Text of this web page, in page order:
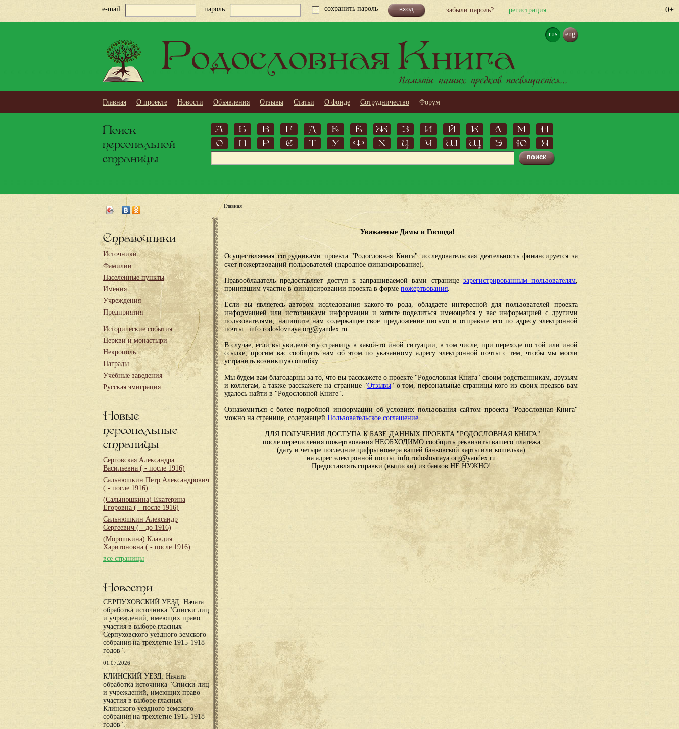
0+
e-mail пароль сохранить пароль забыли пароль? регистрация
rus eng
Родословная Книга
Памяти наших предков посвящается...
Главная О проекте Новости Объявления Отзывы Статьи О фонде Сотрудничество Форум
Поиск
персональной
страницы
А Б В Г Д Е Ё Ж З И Й К Л М
Н
О
П Р С Т У Ф Х Ц Ч Ш Щ Э Ю Я
Справочники
Источники
Фамилии
Населенные пункты
Имения
Учреждения
Предприятия
Исторические события
Церкви и монастыри
Некрополь
Награды
Учебные заведения
Русская эмиграция
Новые
персональные
страницы
Серговская Александра
Васильевна ( - после 1916)
Сальнюшкин Петр Александрович
( - после 1916)
(Сальнюшкина) Екатерина
Егоровна ( - после 1916)
Сальнюшкин Александр
Сергеевич ( - до 1916)
(Морошкина) Клавдия
Харитоновна ( - после 1916)
все страницы
Новости
СЕРПУХОВСКИЙ УЕЗД: Начата
обработка источника "Списки лиц
и учреждений, имеющих право
участия в выборе гласных
Серпуховского уездного земского
собрания на трехлетие 1915-1918
годов".
01.07.2026
КЛИНСКИЙ УЕЗД: Начата
обработка источника "Списки лиц
и учреждений, имеющих право
участия в выборе гласных
Клинского уездного земского
собрания на трехлетие 1915-1918
годов".
Главная
Уважаемые Дамы и Господа!
Осуществляемая сотрудниками проекта "Родословная Книга" исследовательская деятельность финансируется за
счет пожертвований пользователей (народное финансирование).
Правообладатель предоставляет доступ к запрашиваемой вами странице зарегистрированным пользователям,
принявшим участие в финансировании проекта в форме пожертвования.
Если вы являетесь автором исследования какого-то рода, обладаете интересной для пользователей проекта
информацией или источниками информации и хотите поделиться имеющейся у вас информацией с другими
пользователями, напишите нам содержащее свое предложение письмо и отправьте его по адресу электронной
почты: info.rodoslovnaya.org@yandex.ru
В случае, если вы увидели эту страницу в какой-то иной ситуации, в том числе, при переходе по той или иной
ссылке, просим вас сообщить нам об этом по указанному адресу электронной почты с тем, чтобы мы могли
устранить возникшую ошибку.
Мы будем вам благодарны за то, что вы расскажете о проекте "Родословная Книга" своим родственникам, друзьям
и коллегам, а также расскажете на странице "Отзывы" о том, персональные страницы кого из своих предков вам
удалось найти в "Родословной Книге".
Ознакомиться с более подробной информации об условиях пользования сайтом проекта "Родословная Книга"
можно на странице, содержащей Пользовательское соглашение.
ДЛЯ ПОЛУЧЕНИЯ ДОСТУПА К БАЗЕ ДАННЫХ ПРОЕКТА "РОДОСЛОВНАЯ КНИГА"
после перечисления пожертвования НЕОБХОДИМО сообщить реквизиты вашего платежа
(дату и четыре последние цифры номера вашей банковской карты или кошелька)
на адрес электронной почты: info.rodoslovnaya.org@yandex.ru
Предоставлять справки (выписки) из банков НЕ НУЖНО!